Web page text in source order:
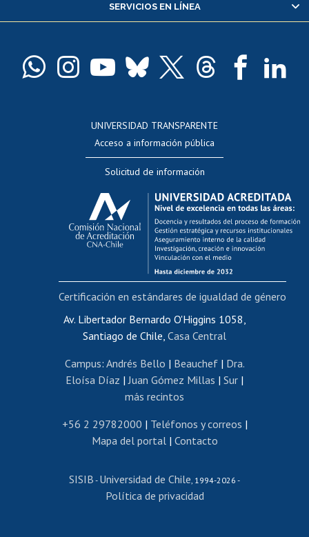
Pago de arancel y crédito alumnos
Docentes
Perfeccionamiento
Editar Portafolio Académico
Evaluación docente
Calificación académica
Postulación al AUCAI
Funcionarias/os
Cursos internos de capacitación
Bienestar del personal
Portal de movilidad interna
Certificado de renta
Certificado de renta honorarios
Editar páginas blancas
Extranjeras/os
Revalidación y reconocimiento de títulos
Postulación al Programa de Movilidad Estudiantil
Cursos de español
SERVICIOS EN LÍNEA
UNIVERSIDAD TRANSPARENTE
Acceso a información pública
Solicitud de información
Av. Libertador Bernardo O'Higgins 1058,
Santiago de Chile, Casa Central
Campus: Andrés Bello | Beauchef| Dra.
Eloísa Díaz | Juan Gómez Millas | Sur |
más recintos
+56 2 29782000 | Teléfonos y correos |
Mapa del portal| Contacto
SISIB - Universidad de Chile , 1994-2026 -
Política de privacidad
Certificación en estándares de igualdad de género